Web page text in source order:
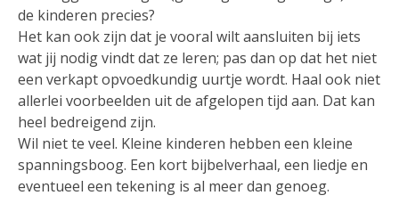
de kinderen precies?
Het kan ook zijn dat je vooral wilt aansluiten bij iets
wat jij nodig vindt dat ze leren; pas dan op dat het niet
een verkapt opvoedkundig uurtje wordt. Haal ook niet
allerlei voorbeelden uit de afgelopen tijd aan. Dat kan
heel bedreigend zijn.
Wil niet te veel. Kleine kinderen hebben een kleine
spanningsboog. Een kort bijbelverhaal, een liedje en
eventueel een tekening is al meer dan genoeg.